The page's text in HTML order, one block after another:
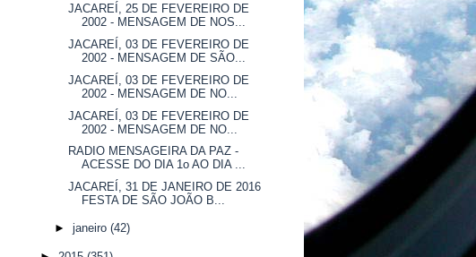
JACAREÍ, 25 DE FEVEREIRO DE
2002 - MENSAGEM DE NOS...
JACAREÍ, 03 DE FEVEREIRO DE
2002 - MENSAGEM DE SÃO...
JACAREÍ, 03 DE FEVEREIRO DE
2002 - MENSAGEM DE NO...
JACAREÍ, 03 DE FEVEREIRO DE
2002 - MENSAGEM DE NO...
RADIO MENSAGEIRA DA PAZ -
ACESSE DO DIA 1o AO DIA ...
JACAREÍ, 31 DE JANEIRO DE 2016
FESTA DE SÃO JOÃO B...
► janeiro (42)